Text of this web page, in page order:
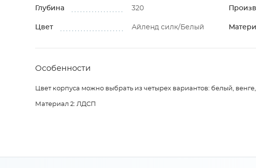
Глубина 320
Цвет Айленд силк/Белый
Особенности
Цвет корпуса можно выбрать из четырех вариантов: белый,
Материал 2: ЛДСП